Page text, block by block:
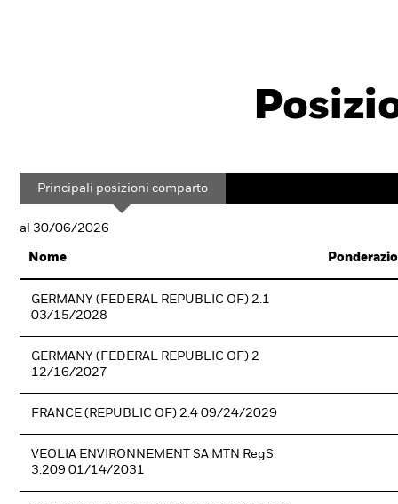
Principali posizioni comparto
al 30/06/2026
Nome
GERMANY (FEDERAL REPUBLIC OF) 2.1
03/15/2028
GERMANY (FEDERAL REPUBLIC OF) 2
12/16/2027
FRANCE (REPUBLIC OF) 2.4 09/24/2029
VEOLIA ENVIRONNEMENT SA MTN RegS
3.209 01/14/2031